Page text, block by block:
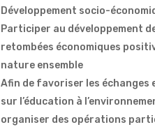
Développement socio-
Participer au développement
retombées économiques
nature ensemble
Afin de favoriser les échanges
sur l’éducation à
organiser des opérations